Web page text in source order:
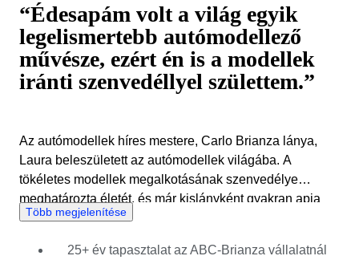
“Édesapám volt a világ egyik
legelismertebb autómodellező
művésze, ezért én is a modellek
iránti szenvedéllyel születtem.”
Az autómodellek híres mestere, Carlo Brianza lánya,
Laura beleszületett az autómodellek világába. A
tökéletes modellek megalkotásának szenvedélye
meghatározta életét, és már kislányként gyakran apja
stúdiójában töltötte ideje nagy részét. Laura úgy nőtt fel,
ABC-Brianzáról, és 1994-ben annak kereskedelmi
Több megjelenítése
25+ év tapasztalat az ABC-Brianza vállalatnál